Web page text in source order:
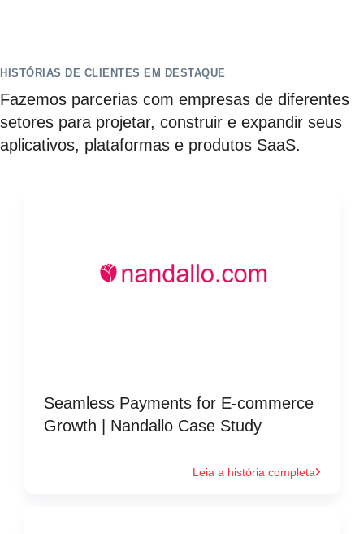
HISTÓRIAS DE CLIENTES EM DESTAQUE
Fazemos parcerias com empresas de diferentes
setores para projetar, construir e expandir seus
aplicativos, plataformas e produtos SaaS.
Seamless Payments for E-commerce
Growth | Nandallo Case Study
Leia a história completa